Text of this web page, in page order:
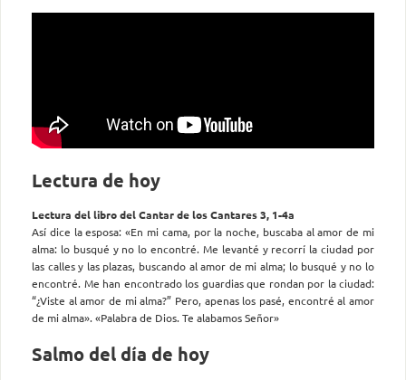
Lectura de hoy
Lectura del libro del Cantar de los Cantares 3, 1-4a
Así dice la esposa: «En mi cama, por la noche, buscaba al amor de mi
alma: lo busqué y no lo encontré. Me levanté y recorrí la ciudad por
las calles y las plazas, buscando al amor de mi alma; lo busqué y no lo
encontré. Me han encontrado los guardias que rondan por la ciudad:
“¿Viste al amor de mi alma?” Pero, apenas los pasé, encontré al amor
de mi alma». «Palabra de Dios. Te alabamos Señor»
Salmo del día de hoy